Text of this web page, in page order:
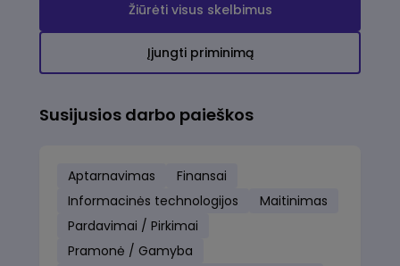
Žiūrėti visus skelbimus
Įjungti priminimą
Susijusios darbo paieškos
Aptarnavimas
Finansai
Informacinės technologijos
Maitinimas
Pardavimai / Pirkimai
Pramonė / Gamyba